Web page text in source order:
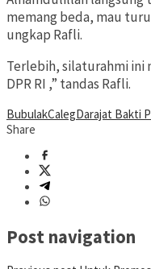
memang beda, mau
ungkap Rafli.
Terlebih, silaturahmi ini
DPR RI ,” tandas Rafli.
BubulakCalegDarajat Bakti
Share
Post navigation